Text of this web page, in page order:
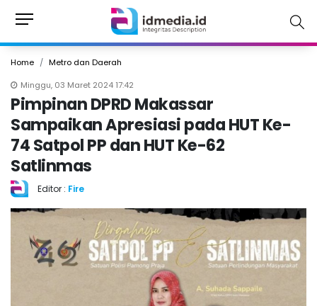
Home
Metro dan Daerah
Minggu, 03 Maret 2024 17:42
Pimpinan DPRD Makassar
Sampaikan Apresiasi pada HUT Ke-
74 Satpol PP dan HUT Ke-62
Satlinmas
Editor : Fire